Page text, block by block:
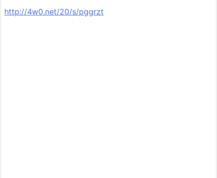
http://4w0.net/20/s/pggrzt